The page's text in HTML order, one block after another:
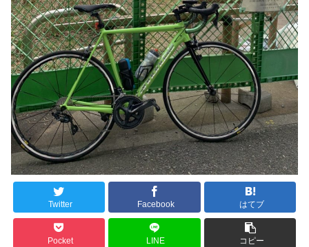
Twitter Facebook はてブ
Pocket LINE コピー